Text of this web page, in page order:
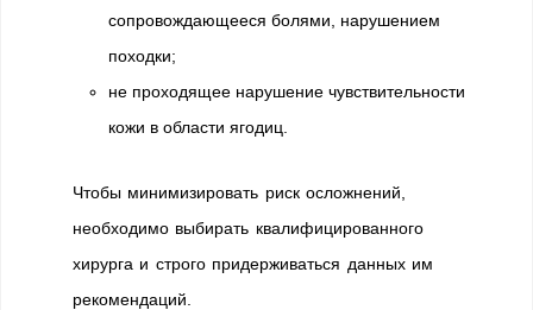
сопровождающееся болями, нарушением
походки;
не проходящее нарушение чувствительности
кожи в области ягодиц.
Чтобы минимизировать риск осложнений,
необходимо выбирать квалифицированного
хирурга и строго придерживаться данных им
рекомендаций.